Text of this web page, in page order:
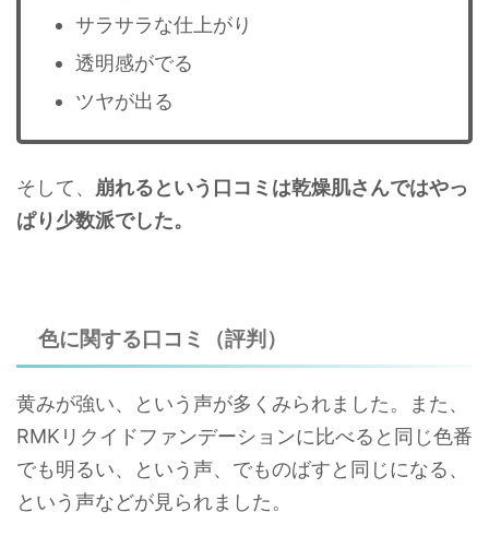
サラサラな仕上がり
透明感がでる
ツヤが出る
そして、 崩れるという口コミは乾燥肌さんではやっ
ぱり少数派でした。
色に関する口コミ（評判）
黄みが強い、という声が多くみられました。また、
RMKリクイドファンデーションに比べると同じ色番
でも明るい、という声、でものばすと同じになる、
という声などが見られました。